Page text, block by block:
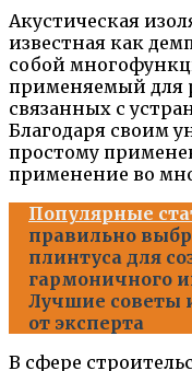
Акустическая
известная как
собой
применяемый для
связанных с
Благодаря своим
простому
применение во
Популярные
правильно
плинтуса для
гармоничного
Лучшие советы
от эксперта
В сфере